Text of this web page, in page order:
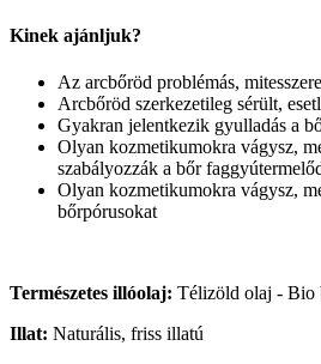
Kinek ajánljuk?
Az arcbőröd problémás,
Arcbőröd szerkezetileg sérült,
Gyakran jelentkezik gyulladás a
Olyan kozmetikumokra vágysz,
szabályozzák a bőr
Olyan kozmetikumokra vágysz,
bőrpórusokat
Természetes illóolaj: Télizöld olaj - Bio
Illat: Naturális, friss illatú